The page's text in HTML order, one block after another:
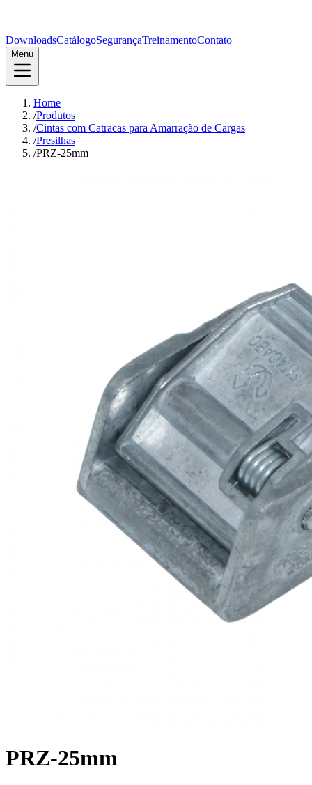
DownloadsCatálogoSegurançaTreinamentoContato
Menu
Home
/Produtos
/Cintas com Catracas para Amarração de Cargas
/Presilhas
/PRZ-25mm
PRZ-25mm